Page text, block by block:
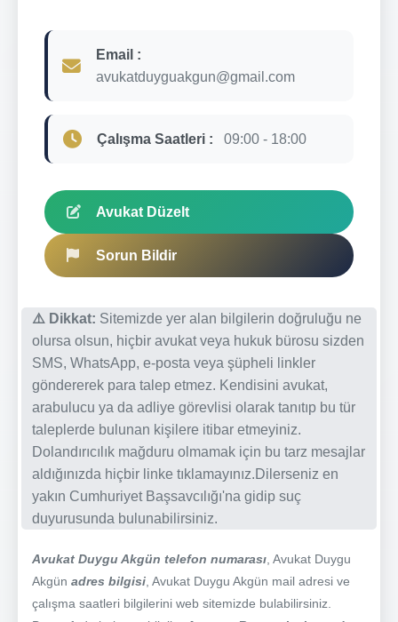
Email :
avukatduyguakgun@gmail.com
Çalışma Saatleri : 09:00 - 18:00
Avukat Düzelt
Sorun Bildir
⚠️ Dikkat: Sitemizde yer alan bilgilerin doğruluğu ne
olursa olsun, hiçbir avukat veya hukuk bürosu sizden
SMS, WhatsApp, e-posta veya şüpheli linkler
göndererek para talep etmez. Kendisini avukat,
arabulucu ya da adliye görevlisi olarak tanıtıp bu tür
taleplerde bulunan kişilere itibar etmeyiniz.
Dolandırıcılık mağduru olmamak için bu tarz mesajlar
aldığınızda hiçbir linke tıklamayınız.Dilerseniz en
yakın Cumhuriyet Başsavcılığı'na gidip suç
duyurusunda bulunabilirsiniz.
Avukat Duygu Akgün telefon numarası , Avukat Duygu
Akgün adres bilgisi , Avukat Duygu Akgün mail adresi ve
çalışma saatleri bilgilerini web sitemizde bulabilirsiniz.